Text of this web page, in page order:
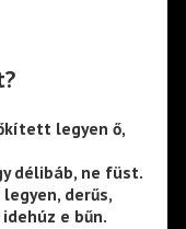
legyen ő,
délibáb, ne füst.
derűs,
e bűn.